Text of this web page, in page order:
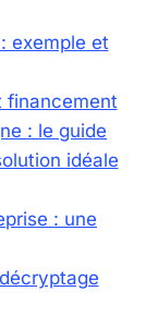
exemple et
financement
: le guide
idéale
: une